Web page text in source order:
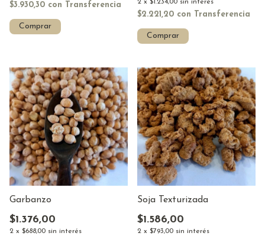
$3.930,30 con Transferencia
Comprar
2 x $1.234,00 sin interés
$2.221,20 con Transferencia
Comprar
Garbanzo
$1.376,00
2 x $688,00 sin interés
Soja Texturizada
$1.586,00
2 x $793,00 sin interés